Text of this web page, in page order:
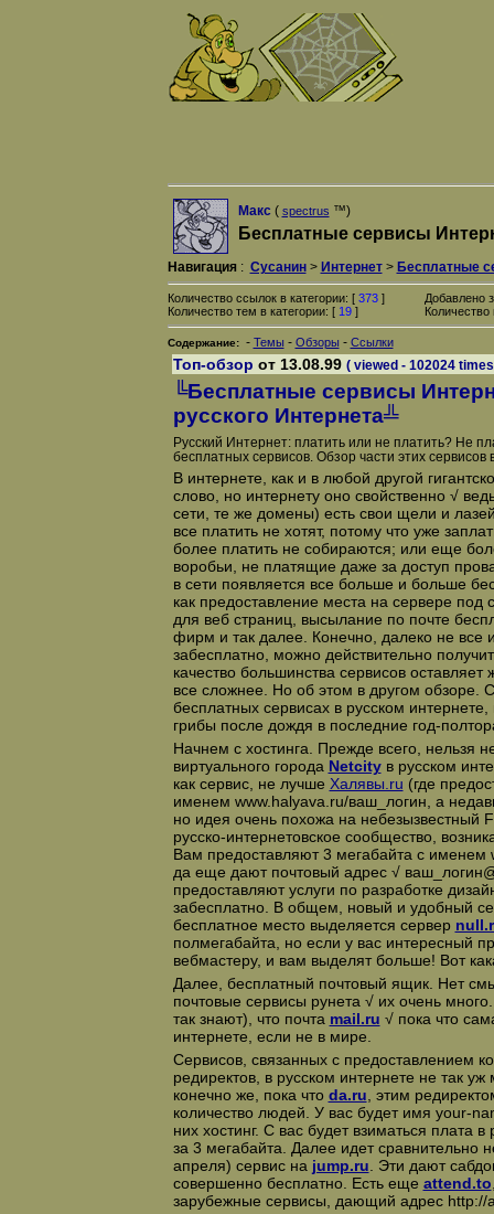
Макс ( spectrus ™)
Бесплатные сервисы
Навигация: Сусанин> Интернет> Бесплатные
Количество ссылок в категории: [ 373]
Количество тем в категории: [ 19]
Добавлено
Содержание: - Темы - Обзоры - Ссылки
Топ-обзор от 13.08.99 ( viewed - 102024
╚Бесплатные сервисы
русского Интернета╩
Русский Интернет: платить или не платить? Не
бесплатных сервисов. Обзор части этих сервисов
В интернете, как и в любой другой
слово, но интернету оно свойственно √
сети, те же домены) есть свои щели и
все платить не хотят, потому что уже
более платить не собираются; или еще
воробьи, не платящие даже за доступ
в сети появляется все больше и больше
как предоставление места на сервере под
для веб страниц, высылание по почте
фирм и так далее. Конечно, далеко не все
забесплатно, можно действительно
качество большинства сервисов
все сложнее. Но об этом в другом обзоре.
бесплатных сервисах в русском
грибы после дождя в последние год-
Начнем с хостинга. Прежде всего, нельзя
виртуального города Netcityв русском
как сервис, не лучше Халявы.ru (где
именем www.halyava.ru/ваш_логин, а
но идея очень похожа на небезызвестный
русско-интернетовское сообщество,
Вам предоставляют 3 мегабайта с именем
да еще дают почтовый адрес √
предоставляют услуги по разработке
забесплатно. В общем, новый и удобный
бесплатное место выделяется сервер
полмегабайта, но если у вас интересный
вебмастеру, и вам выделят больше! Вот
Далее, бесплатный почтовый ящик. Нет
почтовые сервисы рунета √ их очень
так знают), что почта mail.ru √ пока что
интернете, если не в мире.
Сервисов, связанных с предоставлением
редиректов, в русском интернете не так
конечно же, пока что da.ru , этим
количество людей. У вас будет имя your-
них хостинг. С вас будет взиматься плата
за 3 мегабайта. Далее идет сравнительно
апреля) сервис на jump.ru . Эти дают
совершенно бесплатно. Есть еще attend.to
зарубежные сервисы, дающий адрес http://